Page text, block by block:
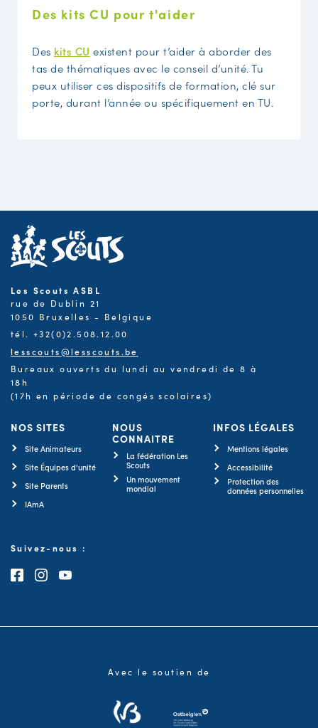
Des kits CU pour t'aider
Des kits CU existent pour t’aider à aborder des
tas de thématiques avec le conseil d’unité. Tu
peux utiliser ces dispositifs de formation, clé sur
porte, durant l’année ou spécifiquement en TU.
Les Scouts ASBL
rue de Dublin 21
1050 Bruxelles - Belgique
tél. +32(0)2.508.12.00
lesscouts@lesscouts.be
Bureaux ouverts du lundi au vendredi de 8 à
18h
(17h en période de congés scolaires)
NOS SITES
Site Animateurs
Site Équipes d'unité
Site Parents
IAmA
NOUS
CONNAITRE
La fédération Les
Scouts
Un mouvement
mondial
INFOS LÉGALES
Mentions légales
Accessibilité
Protection des
données personnelles
Suivez-nous :
Consultez notre page Facebook
Consultez notre page Instagram
Consultez notre chaîne Youtube
Avec le soutien de